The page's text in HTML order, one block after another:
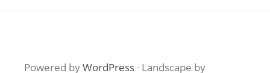
Powered byWordPress · Landscape by